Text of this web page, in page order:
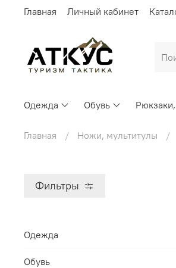
Главная Личный кабинет
Одежда Обувь
Главная Ножи, мультитулы
Фильтры
Одежда
Обувь